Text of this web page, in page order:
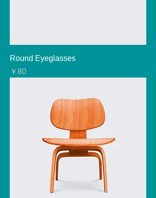
Round Eyeglasses
価格
￥80